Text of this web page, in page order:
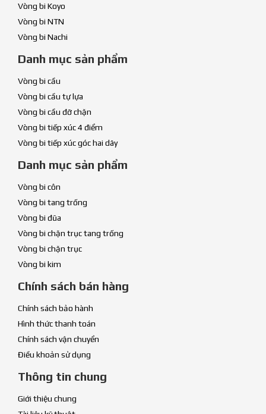
Vòng bi Koyo
Vòng bi NTN
Vòng bi Nachi
Danh mục sản phẩm
Vòng bi cầu
Vòng bi cầu tự lựa
Vòng bi cầu đỡ chặn
Vòng bi tiếp xúc 4 điểm
Vòng bi tiếp xúc góc hai dãy
Danh mục sản phẩm
Vòng bi côn
Vòng bi tang trống
Vòng bi đũa
Vòng bi chặn trục tang trống
Vòng bi chặn trục
Vòng bi kim
Chính sách bán hàng
Chính sách bảo hành
Hình thức thanh toán
Chính sách vận chuyển
Điều khoản sử dụng
Thông tin chung
Giới thiệu chung